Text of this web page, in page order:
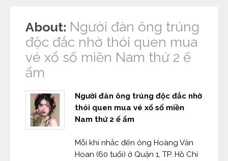
About: Người đàn ông trúng
độc đắc nhờ thói quen mua
vé xổ số miền Nam thứ 2 ế
ẩm
Người đàn ông trúng độc đắc nhờ
thói quen mua vé xổ số miền
Nam thứ 2 ế ẩm
Mỗi khi nhắc đến ông Hoàng Văn
Hoan (60 tuổi) ở Quận 1, TP. Hồ Chí